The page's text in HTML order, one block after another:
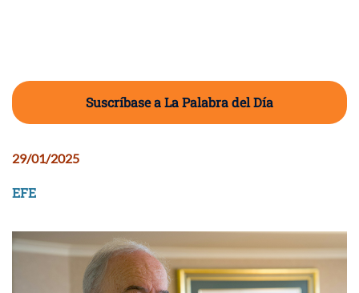
Suscríbase a La Palabra del Día
29/01/2025
EFE